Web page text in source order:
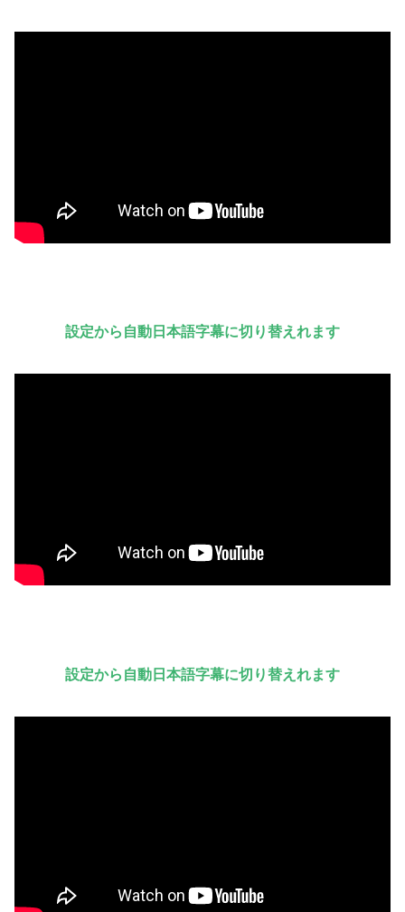
設定から自動日本語字幕に切り替えれます
設定から自動日本語字幕に切り替えれます